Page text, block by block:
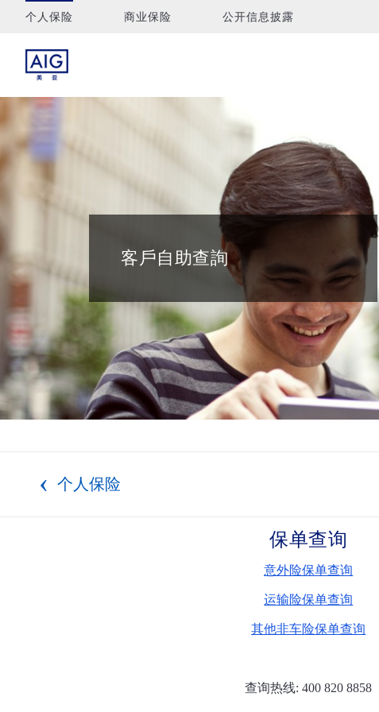
个人保险 商业保险 公开信息披露
客戶自助查詢
个人保险
保单查询
意外险保单查询
运输险保单查询
其他非车险保单查询
查询热线: 400 820 8858